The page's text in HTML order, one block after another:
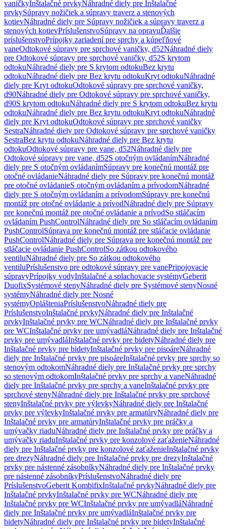
vaničkyInštalačné prvkyNáhradné diely pre Inštalačné
prvkySúpravy nožičiek a súpravy traverz a stenových
kotievNáhradné diely pre Súpravy nožičiek a súpravy traverz a
stenových kotievPríslušenstvoSúpravy na opravuĎalšie
príslušenstvoPrípojky zariadení pre sprchy a kúpeľňové
vaneOdtokové súpravy pre sprchové vaničky, d52Náhradné diely
pre Odtokové súpravy pre sprchové vaničky, d52S krytom
odtokuNáhradné diely pre S krytom odtokuBez krytu
odtokuNáhradné diely pre Bez krytu odtokuKryt odtokuNáhradné
diely pre Kryt odtokuOdtokové súpravy pre sprchové vaničky,
d90Náhradné diely pre Odtokové súpravy pre sprchové vaničky,
d90S krytom odtokuNáhradné diely pre S krytom odtokuBez krytu
odtokuNáhradné diely pre Bez krytu odtokuKryt odtokuNáhradné
diely pre Kryt odtokuOdtokové súpravy pre sprchové vaničky
SestraNáhradné diely pre Odtokové súpravy pre sprchové vaničky
SestraBez krytu odtokuNáhradné diely pre Bez krytu
odtokuOdtokové súpravy pre vane, d52Náhradné diely pre
Odtokové súpravy pre vane, d52S otočným ovládanímNáhradné
diely pre S otočným ovládanímSúpravy pre konečnú montáž pre
otočné ovládanieNáhradné diely pre Súpravy pre konečnú montáž
pre otočné ovládanieS otočným ovládaním a prívodomNáhradné
diely pre S otočným ovládaním a prívodomSúpravy pre konečnú
montáž pre otočné ovládanie a prívodNáhradné diely pre Súpravy
pre konečnú montáž pre otočné ovládanie a prívodSo stláčacím
ovládaním PushControlNáhradné diely pre So stláčacím ovládaním
PushControlSúprava pre konečnú montáž pre stláčacie ovládanie
PushControlNáhradné diely pre Súprava pre konečnú montáž pre
stláčacie ovládanie PushControlSo zátkou odtokového
ventiluNáhradné diely pre So zátkou odtokového
ventiluPríslušenstvo pre odtokové súpravy pre vanePripojovacie
súpravyPrípojky vodyInštalačné a splachovacie systémyGeberit
DuofixSystémové stenyNáhradné diely pre Systémové stenyNosné
systémyNáhradné diely pre Nosné
systémyOplášteniaPríslušenstvoNáhradné diely pre
PríslušenstvoInštalačné prvkyNáhradné diely pre Inštalačné
prvkyInštalačné prvky pre WCNáhradné diely pre Inštalačné prvky
pre WCInštalačné prvky pre umývadláNáhradné diely pre Inštalačné
prvky pre umývadláInštalačné prvky pre bidetyNáhradné diely pre
Inštalačné prvky pre bidetyInštalačné prvky pre pisoáreNáhradné
diely pre Inštalačné prvky pre pisoáreInštalačné prvky pre sprchy so
stenovým odtokomNáhradné diely pre Inštalačné prvky pre sprchy
so stenovým odtokomInštalačné prvky pre sprchy a vaneNáhradné
diely pre Inštalačné prvky pre sprchy a vaneInštalačné prvky pre
sprchové stenyNáhradné diely pre Inštalačné prvky pre sprchové
stenyInštalačné prvky pre výlevkyNáhradné diely pre Inštalačné
prvky pre výlevkyInštalačné prvky pre armatúryNáhradné diely pre
Inštalačné prvky pre armatúryInštalačné prvky pre práčky a
umývačky riaduNáhradné diely pre Inštalačné prvky pre práčky a
umývačky riaduInštalačné prvky pre konzolové zaťaženieNáhradné
diely pre Inštalačné prvky pre konzolové zaťaženieInštalačné prvky
pre drezyNáhradné diely pre Inštalačné prvky pre drezyInštalačné
prvky pre nástenné zásobníkyNáhradné diely pre Inštalačné prvky
pre nástenné zásobníkyPríslušenstvoNáhradné diely pre
PríslušenstvoGeberit KombifixInštalačné prvkyNáhradné diely pre
Inštalačné prvkyInštalačné prvky pre WCNáhradné diely pre
Inštalačné prvky pre WCInštalačné prvky pre umývadláNáhradné
diely pre Inštalačné prvky pre umývadláInštalačné prvky pre
bidetyNáhradné diely pre Inštalačné prvky pre bidetyInštalačné